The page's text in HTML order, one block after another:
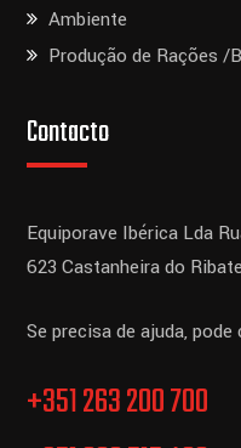
Ambiente
Produção de Rações /
Contacto
Equiporave Ibérica Lda
623 Castanheira do
Se precisa de ajuda,
+351 263 200 700